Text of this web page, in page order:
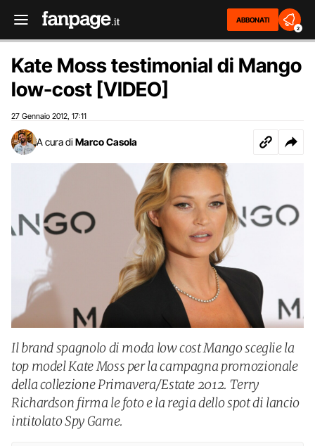
ABBONATI
2
Kate Moss testimonial di Mango
low-cost [VIDEO]
27 Gennaio 2012 17:11
A cura di Marco Casola
Il brand spagnolo di moda low cost Mango sceglie la
top model Kate Moss per la campagna promozionale
della collezione Primavera/Estate 2012. Terry
Richardson firma le foto e la regia dello spot di lancio
intitolato Spy Game.